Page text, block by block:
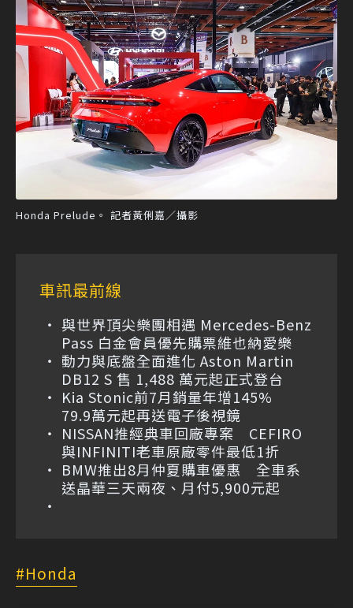
Honda Prelude。 記者黃俐嘉／攝影
車訊最前線
與世界頂尖樂團相遇 Mercedes-Benz
Pass 白金會員優先購票維也納愛樂
動力與底盤全面進化 Aston Martin
DB12 S 售 1,488 萬元起正式登台
Kia Stonic前7月銷量年增145%
79.9萬元起再送電子後視鏡
NISSAN推經典車回廠專案 CEFIRO
與INFINITI老車原廠零件最低1折
BMW推出8月仲夏購車優惠 全車系
送晶華三天兩夜、月付5,900元起
Honda